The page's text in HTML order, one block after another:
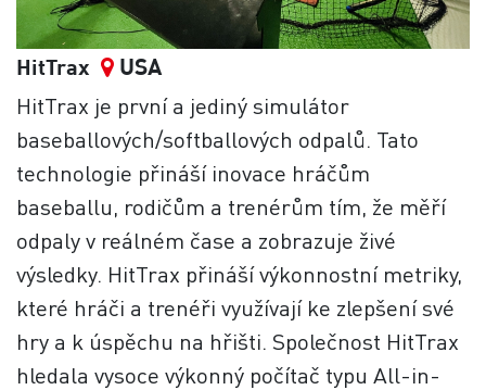
HitTrax
USA
HitTrax je první a jediný simulátor
baseballových/softballových odpalů. Tato
technologie přináší inovace hráčům
baseballu, rodičům a trenérům tím, že měří
odpaly v reálném čase a zobrazuje živé
výsledky. HitTrax přináší výkonnostní metriky,
které hráči a trenéři využívají ke zlepšení své
hry a k úspěchu na hřišti. Společnost HitTrax
hledala vysoce výkonný počítač typu All-in-